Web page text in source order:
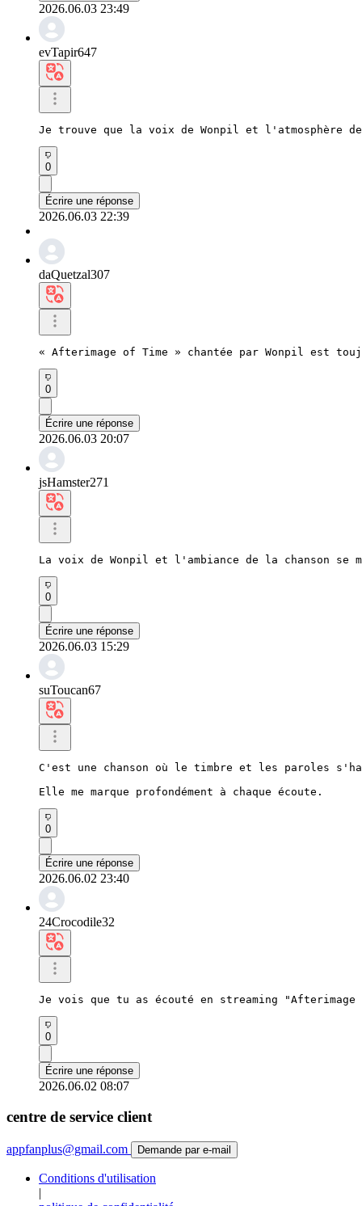
2026.06.03 23:49
evTapir647
Je trouve que la voix de Wonpil et l'atmosphère
0
Écrire une réponse
2026.06.03 22:39
daQuetzal307
« Afterimage of Time » chantée par Wonpil est
0
Écrire une réponse
2026.06.03 20:07
jsHamster271
La voix de Wonpil et l'ambiance de la chanson
0
Écrire une réponse
2026.06.03 15:29
suToucan67
C'est une chanson où le timbre et les paroles
Elle me marque profondément à chaque écoute.
0
Écrire une réponse
2026.06.02 23:40
24Crocodile32
Je vois que tu as écouté en streaming
0
Écrire une réponse
2026.06.02 08:07
centre de service client
appfanplus@gmail.com Demande par e-mail
Conditions d'utilisation
|